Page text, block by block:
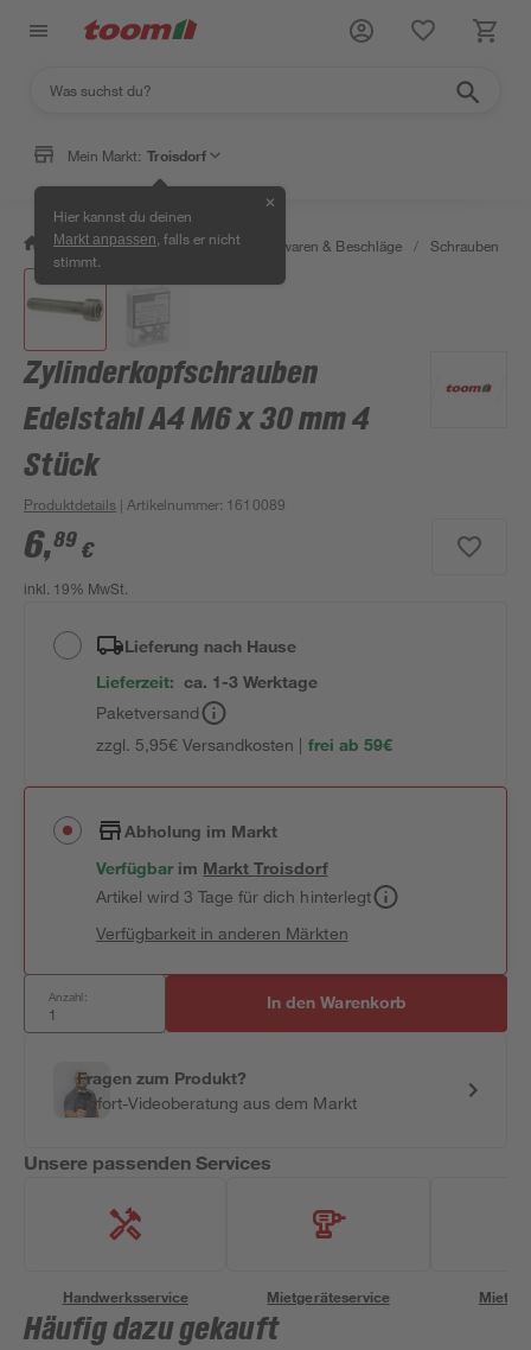
Mein Markt: Troisdorf
Hier kannst du deinen
Markt anpassen , falls er nicht
stimmt.
✕
/ Werkstatt & Maschinen / Eisenwaren & Beschläge / Schrauben
Zylinderkopfschrauben
Edelstahl A4 M6 x 30 mm 4
Stück
Produktdetails | Artikelnummer: 1610089
6,89 €
inkl. 19% MwSt.
Lieferung nach Hause
Lieferzeit: ca. 1-3 Werktage
Paketversand
zzgl. 5,95€ Versandkosten | frei ab 59€
Abholung im Markt
Verfügbar im MarktTroisdorf
Artikel wird 3 Tage für dich hinterlegt
Verfügbarkeit in anderen Märkten
Anzahl: In den Warenkorb
Fragen zum Produkt?
Sofort-Videoberatung aus dem Markt
Unsere passenden Services
Handwerksservice Mietgeräteservice
Häufig dazu gekauft